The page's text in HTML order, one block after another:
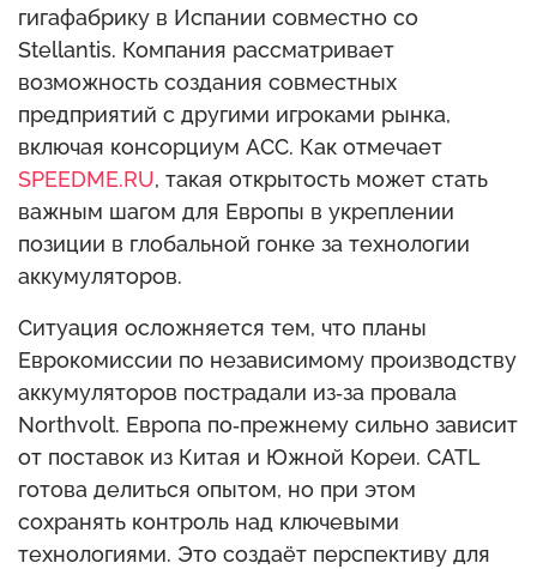
гигафабрику в Испании совместно со
Stellantis. Компания рассматривает
возможность создания совместных
предприятий с другими игроками рынка,
включая консорциум ACC. Как отмечает
SPEEDME.RU, такая открытость может стать
важным шагом для Европы в укреплении
позиции в глобальной гонке за технологии
аккумуляторов.
Ситуация осложняется тем, что планы
Еврокомиссии по независимому производству
аккумуляторов пострадали из‑за провала
Northvolt. Европа по‑прежнему сильно зависит
от поставок из Китая и Южной Кореи. CATL
готова делиться опытом, но при этом
сохранять контроль над ключевыми
технологиями. Это создаёт перспективу для